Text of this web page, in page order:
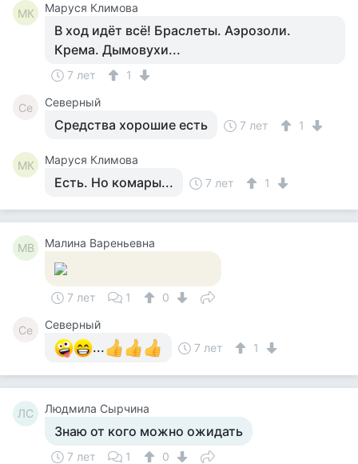
МК Маруся Климова
В ход идёт всё! Браслеты. Аэрозоли.
Крема. Дымовухи...
7 лет 1
Се Северный
Средства хорошие есть 7 лет 1
МК Маруся Климова
Есть. Но комары... 7 лет 1
МВ Малина Вареньевна
7 лет 1 0
Се Северный
... 7 лет 1
ЛС Людмила Сырчина
Знаю от кого можно ожидать
7 лет 1 0